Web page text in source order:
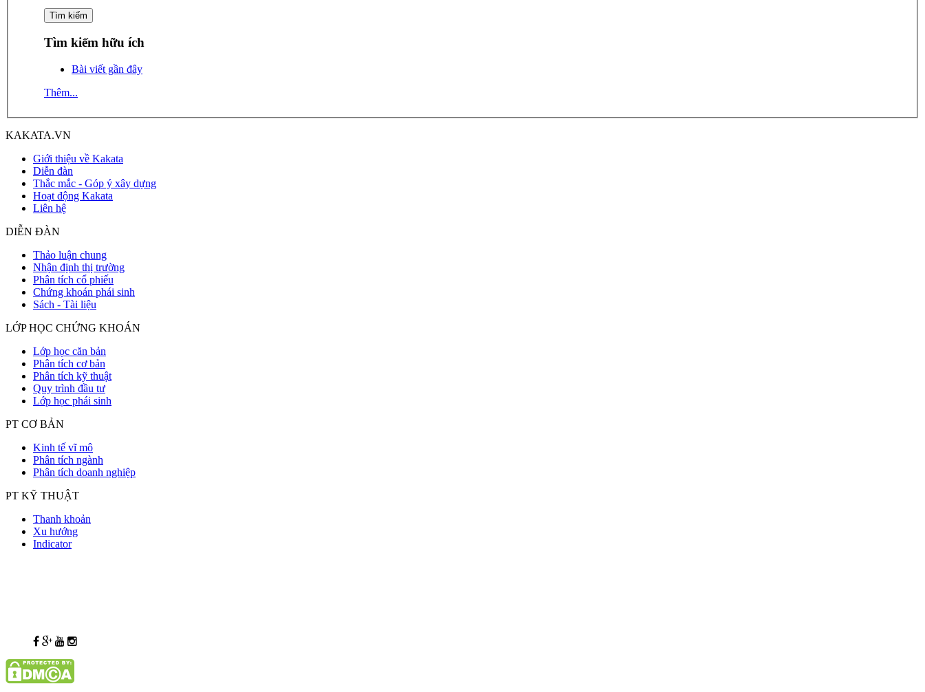
Tìm kiếm hữu ích
Bài viết gần đây
Thêm...
KAKATA.VN
Giới thiệu về Kakata
Diễn đàn
Thắc mắc - Góp ý xây dựng
Hoạt động Kakata
Liên hệ
DIỄN ĐÀN
Thảo luận chung
Nhận định thị trường
Phân tích cổ phiếu
Chứng khoán phái sinh
Sách - Tài liệu
LỚP HỌC CHỨNG KHOÁN
Lớp học căn bản
Phân tích cơ bản
Phân tích kỹ thuật
Quy trình đầu tư
Lớp học phái sinh
PT CƠ BẢN
Kinh tế vĩ mô
Phân tích ngành
Phân tích doanh nghiệp
PT KỸ THUẬT
Thanh khoản
Xu hướng
Indicator